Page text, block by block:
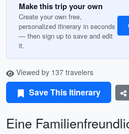
Make this trip your own
Create your own free,
personalized itinerary in seconds
— then sign up to save and edit
it.
Viewed by 137 travelers
Save This Itinerary
Eine